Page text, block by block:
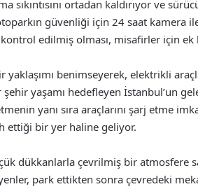
sıkıntısını ortadan kaldırıyor ve
güvenliği için 24 saat kamera
edilmiş olması, misafirler için ek
yaklaşımı benimseyerek, elektrikli
yaşamı hedefleyen İstanbul’un
yanı sıra araçlarını şarj etme
ettiği bir yer haline geliyor.
dükkanlarla çevrilmiş bir atmosfere
park ettikten sonra çevredeki